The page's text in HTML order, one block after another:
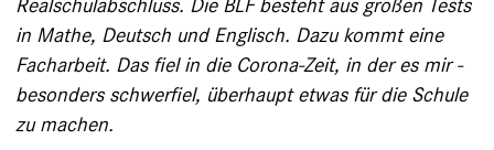
in Mathe, Deutsch und ­Englisch. ­Dazu kommt eine
Facharbeit. Das fiel in die Corona-­Zeit, in der es mir ­
besonders ­schwerfiel, überhaupt etwas für die Schule
zu ­machen.